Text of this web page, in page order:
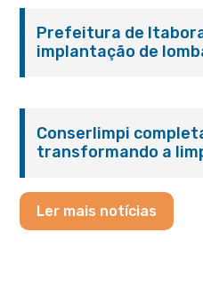
Prefeitura de
implantação de
Conserlimpi
transformando a
Ler mais notícias